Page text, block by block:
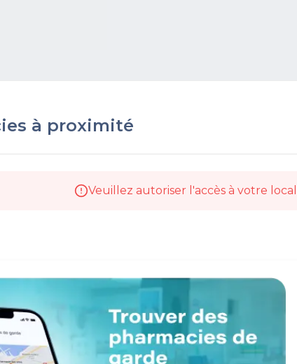
à proximité
Veuillez autoriser l'accès à votre